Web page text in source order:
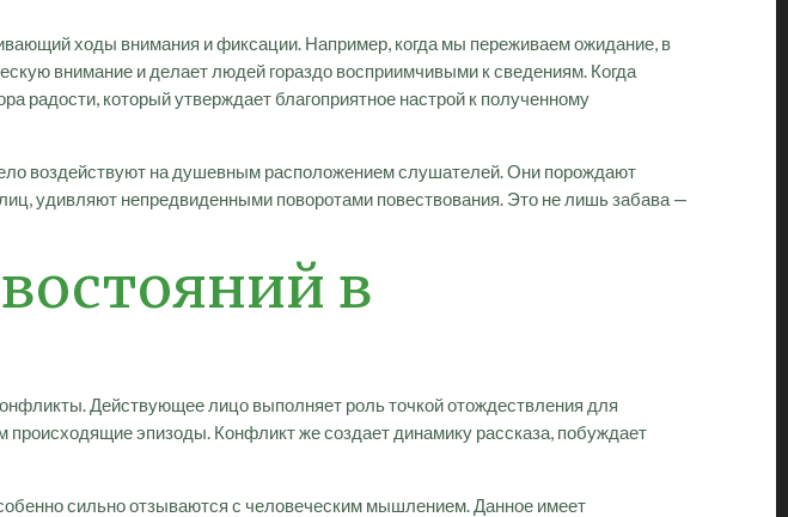
ходы внимания и фиксации. Например, когда мы переживаем ожидание, в
внимание и делает людей гораздо восприимчивыми к сведениям. Когда
радости, который утверждает благоприятное настрой к полученному
воздействуют на душевным расположением слушателей. Они порождают
удивляют непредвиденными поворотами повествования. Это не лишь забава —
в
Действующее лицо выполняет роль точкой отождествления для
эпизоды. Конфликт же создает динамику рассказа, побуждает
сильно отзываются с человеческим мышлением. Данное имеет